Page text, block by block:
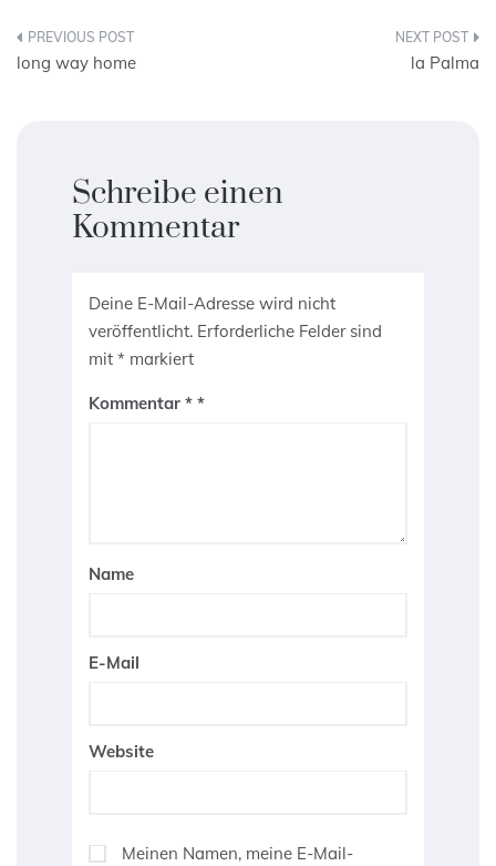
Beitrags-
long way home la Palma
Schreibe einen
Kommentar
Deine E-Mail-Adresse wird nicht
veröffentlicht. Erforderliche Felder sind
mit * markiert
Kommentar *
Name
E-Mail
Website
Meinen Namen, meine E-Mail-